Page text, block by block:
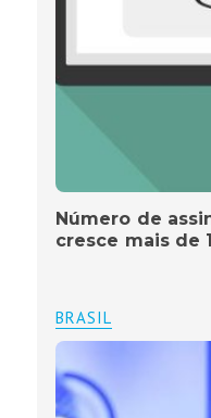
Número de
cresce mais de
BRASIL